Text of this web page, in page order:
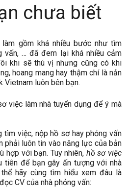
chưa biết
gồm khá nhiều bước như tìm
vấn, … đã đem lại khá nhiều cảm
khi sẽ thú vị nhưng cũng có khi
hoang mang hay thậm chí là nản
Vietnam luôn bên bạn.
tìm việc, nộp hồ sơ hay phỏng vấn
phải luôn tin vào năng lực của bản
hợp với bạn. Tuy nhiên, hồ sơ việc
để bạn gây ấn tượng với nhà
hãy cùng tìm hiểu xem đâu là
CV của nhà phỏng vấn: